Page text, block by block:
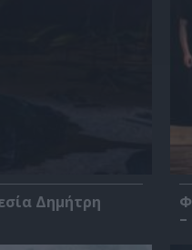
Δημήτρη